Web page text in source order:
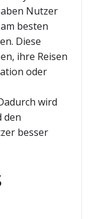
Nutzer
besten
Diese
ihre Reisen
oder
wird
den
besser